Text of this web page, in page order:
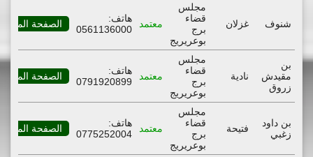
شنوف غزلان
مجلس
قضاء
برج
بوعريريج
معتمد
هاتف:
0561136000
الصفحة المهنية
بن
مقيدش
زروق
نادية
مجلس
قضاء
برج
بوعريريج
معتمد
هاتف:
0791920899
الصفحة المهنية
بن داود
زغبي
فتيحة
مجلس
قضاء
برج
بوعريريج
معتمد
هاتف:
0775252004
الصفحة المهنية